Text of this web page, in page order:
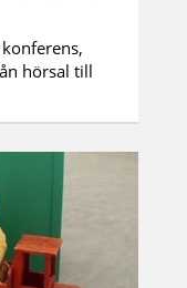
hörsal till